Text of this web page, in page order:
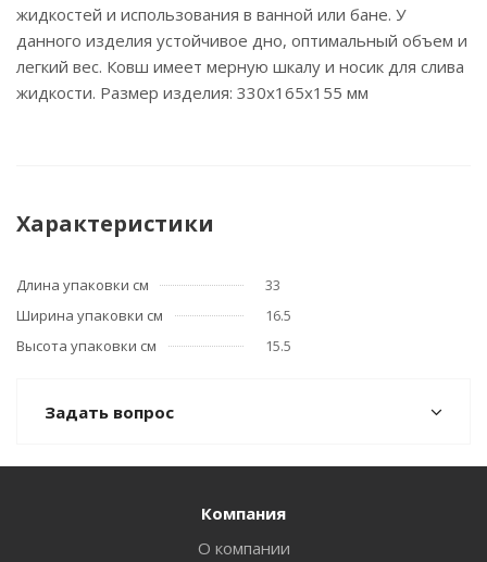
жидкостей и использования в ванной или бане. У
данного изделия устойчивое дно, оптимальный объем и
легкий вес. Ковш имеет мерную шкалу и носик для слива
жидкости. Размер изделия: 330х165х155 мм
Характеристики
Длина упаковки см
33
Ширина упаковки см
16.5
Высота упаковки см
15.5
Задать вопрос
Компания
О компании